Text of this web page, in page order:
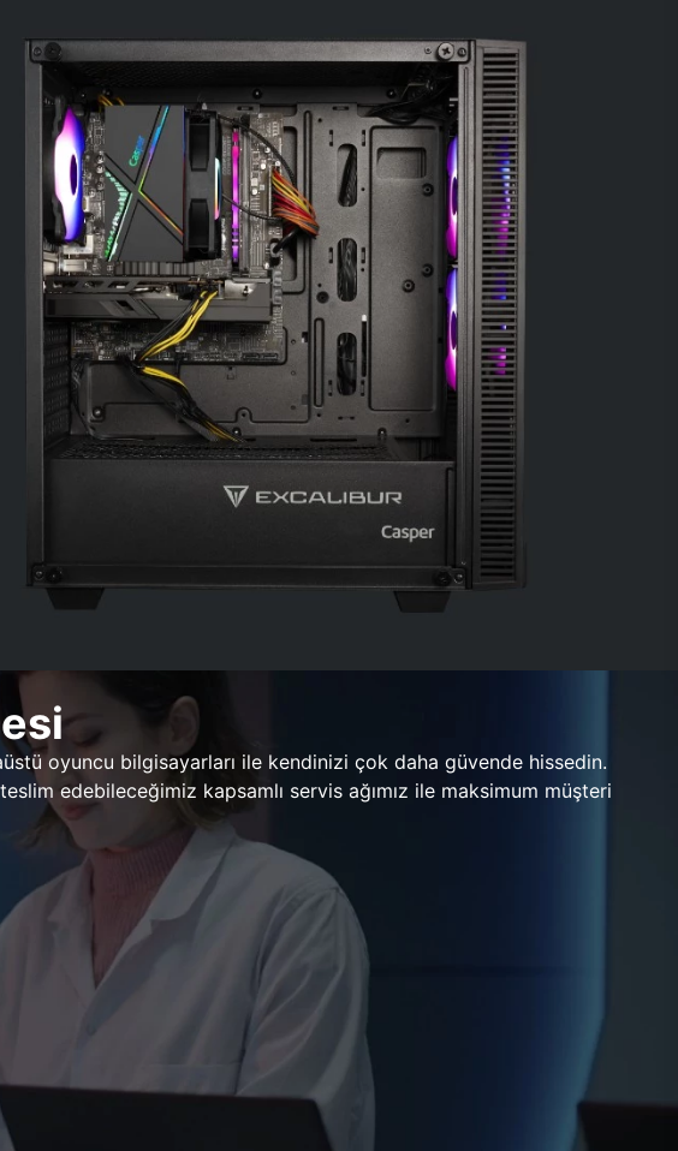
oyuncu bilgisayarları ile kendinizi çok daha güvende hissedin.
edebileceğimiz kapsamlı servis ağımız ile maksimum müşteri